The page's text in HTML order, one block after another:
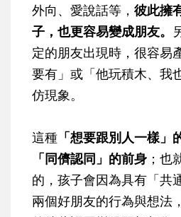
外向、愛說話等， 彼此擁
子，也更容易變成朋友。
定的朋友出現時，很容易
要有」或「他玩積木、我
仿現象。
這種 「想要跟別人一樣」
「同儕認同」的前身 ；也
的，孩子會因為具有「共
兩個好朋友的行為與想法